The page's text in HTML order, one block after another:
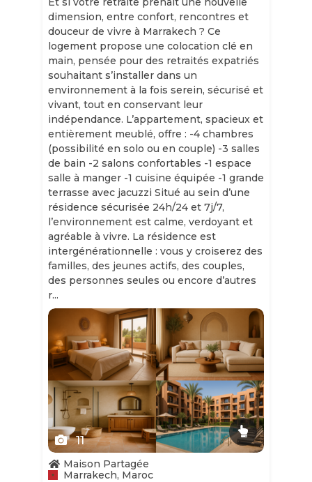
dimension, entre confort, rencontres et
douceur de vivre à Marrakech ? Ce
logement propose une colocation clé en
main, pensée pour des retraités expatriés
souhaitant s’installer dans un
environnement à la fois serein, sécurisé et
vivant, tout en conservant leur
indépendance. L’appartement, spacieux et
entièrement meublé, offre : -4 chambres
(possibilité en solo ou en couple) -3 salles
de bain -2 salons confortables -1 espace
salle à manger -1 cuisine équipée -1 grande
terrasse avec jacuzzi Situé au sein d’une
résidence sécurisée 24h/24 et 7j/7,
l’environnement est calme, verdoyant et
agréable à vivre. La résidence est
intergénérationnelle : vous y croiserez des
familles, des jeunes actifs, des couples,
des personnes seules ou encore d’autres
r...
Slide 1 of 11
11
Maison Partagée
Marrakech, Maroc